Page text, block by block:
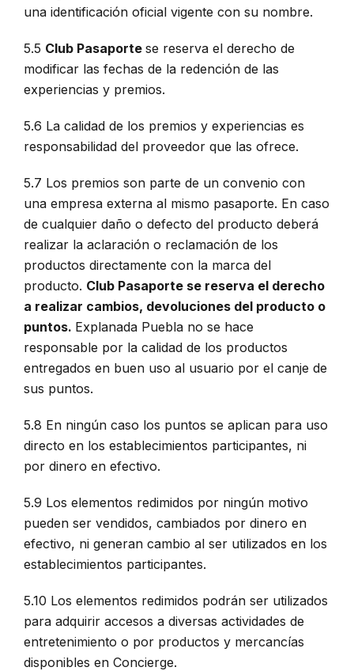
una identificación oficial vigente con su nombre.
5.5 Club Pasaporte se reserva el derecho de
modificar las fechas de la redención de las
experiencias y premios.
5.6 La calidad de los premios y experiencias es
responsabilidad del proveedor que las ofrece.
5.7 Los premios son parte de un convenio con
una empresa externa al mismo pasaporte. En caso
de cualquier daño o defecto del producto deberá
realizar la aclaración o reclamación de los
productos directamente con la marca del
producto. Club Pasaporte se reserva el derecho
a realizar cambios, devoluciones del producto o
puntos. Explanada Puebla no se hace
responsable por la calidad de los productos
entregados en buen uso al usuario por el canje de
sus puntos.
5.8 En ningún caso los puntos se aplican para uso
directo en los establecimientos participantes, ni
por dinero en efectivo.
5.9 Los elementos redimidos por ningún motivo
pueden ser vendidos, cambiados por dinero en
efectivo, ni generan cambio al ser utilizados en los
establecimientos participantes.
5.10 Los elementos redimidos podrán ser utilizados
para adquirir accesos a diversas actividades de
entretenimiento o por productos y mercancías
disponibles en Concierge.